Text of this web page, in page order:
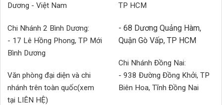
Dương - Việt Nam
Chi Nhánh 2 Bình Dương:
- 17 Lê Hồng Phong, TP Mới
Bình Dương
Văn phòng đại diện và chi
nhánh trên toàn quốc(xem
tại LIÊN HỆ)
TP HCM
- 68 Dương Quảng Hàm,
Quận Gò Vấp, TP HCM
Chi Nhánh Đồng Nai:
- 938 Đường Đồng Khởi, TP
Biên Hoa, Tĩnh Đồng Nai